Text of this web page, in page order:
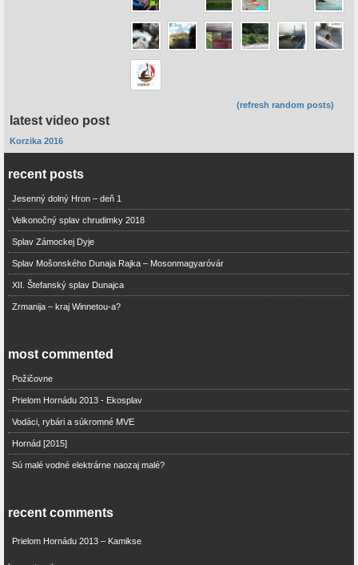
(refresh random posts)
latest video post
Korzika 2016
recent posts
Jesenný dolný Hron – deň 1
Velkonočný splav chrudimky 2018
Splav Zámockej Dyje
Splav Mošonského Dunaja Rajka – Mosonmagyaróvár
XII. Štefanský splav Dunajca
Zrmanija – kraj Winnetou-a?
most commented
Požičovne
Prielom Hornádu 2013 - Ekosplav
Vodáci, rybári a súkromné MVE
Hornád [2015]
Sú malé vodné elektrárne naozaj malé?
recent comments
Prielom Hornádu 2013 – Kamikse